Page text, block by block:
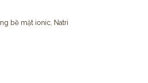
bề mặt ionic, Natri